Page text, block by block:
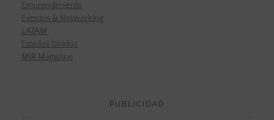
Emprendimiento
Eventos & Networking
LATAM
Estados Unidos
MIR Magazine
PUBLICIDAD